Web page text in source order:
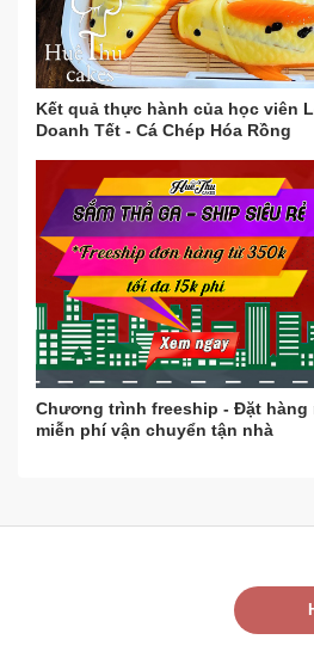
Kết quả thực hành của học viên
Doanh Tết - Cá Chép Hóa Rồng
Chương trình freeship - Đặt hàng
miễn phí vận chuyển tận nhà